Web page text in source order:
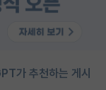
가 추천하는 게시